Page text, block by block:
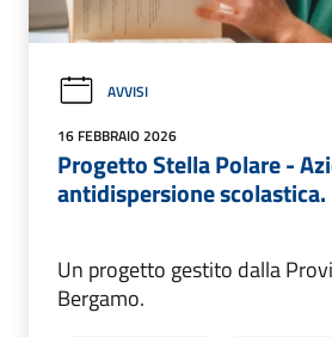
AVVISI
16 FEBBRAIO 2026
Progetto Stella Polare -
antidispersione scolastica.
Un progetto gestito dalla
Bergamo.